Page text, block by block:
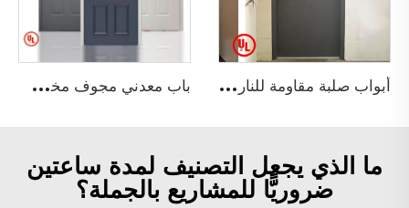
أ
بواب صلبة مقاومة للنار مع شهادة UL لمشاريع البناء، أبواب مخرج طوارئ فارغة المعدن ب
اب معدني مجوف مخصص بألواح محفورة (2 ألواح و6 ألواح) وباب حريق فولاذي
ما الذي يجعل التصنيف لمدة ساعتين
ضروريًّا للمشاريع بالجملة؟